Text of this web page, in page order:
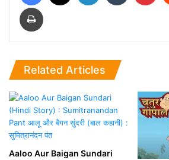
Print
Related Articles
Aaloo Aur Baigan Sundari